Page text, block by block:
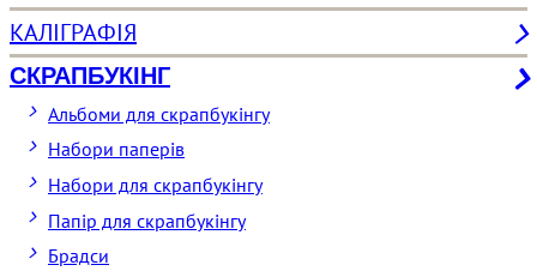
КАЛІГРАФІЯ
СКРАПБУКІНГ
Альбоми для скрапбукінгу
Набори паперів
Набори для скрапбукінгу
Папір для скрапбукінгу
Брадси